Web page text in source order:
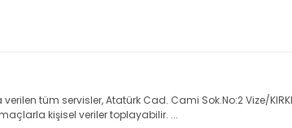
verilen tüm servisler, Atatürk Cad. Cami Sok.No:2 Vize/
kişisel veriler toplayabilir. ...